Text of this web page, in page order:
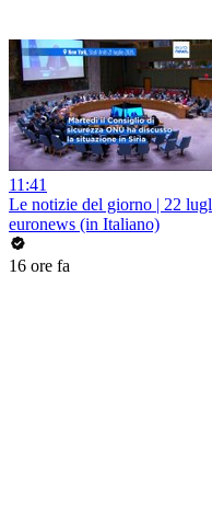
11:41
Le notizie del giorno | 22
euronews (in Italiano)
16 ore fa